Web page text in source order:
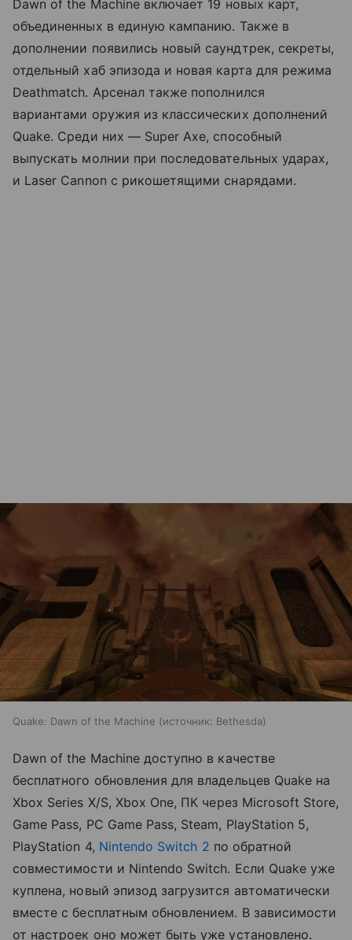
Dawn of the Machine включает 19 новых карт,
объединенных в единую кампанию. Также в
дополнении появились новый саундтрек, секреты,
отдельный хаб эпизода и новая карта для режима
Deathmatch. Арсенал также пополнился
вариантами оружия из классических дополнений
Quake. Среди них — Super Axe, способный
выпускать молнии при последовательных ударах,
и Laser Cannon с рикошетящими снарядами.
Quake: Dawn of the Machine источник: Bethesda
Dawn of the Machine доступно в качестве
бесплатного обновления для владельцев Quake на
Xbox Series X/S, Xbox One, ПК через Microsoft Store,
Game Pass, PC Game Pass, Steam, PlayStation 5,
PlayStation 4, Nintendo Switch 2 по обратной
совместимости и Nintendo Switch. Если Quake уже
куплена, новый эпизод загрузится автоматически
вместе с бесплатным обновлением. В зависимости
от настроек оно может быть уже установлено.